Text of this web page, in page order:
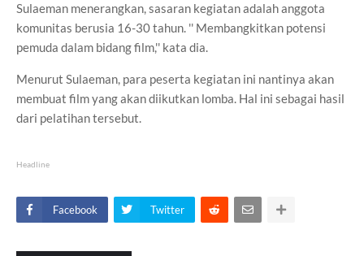
Sulaeman menerangkan, sasaran kegiatan adalah anggota
komunitas berusia 16-30 tahun. '' Membangkitkan potensi
pemuda dalam bidang film,'' kata dia.
Menurut Sulaeman, para peserta kegiatan ini nantinya akan
membuat film yang akan diikutkan lomba. Hal ini sebagai hasil
dari pelatihan tersebut.
Headline
Facebook Twitter